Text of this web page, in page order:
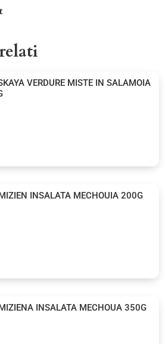
VERDURE MISTE IN SALAMOIA
INSALATA MECHOUIA 200G
INSALATA MECHOUA 350G